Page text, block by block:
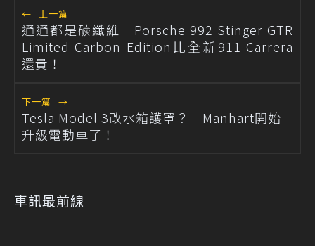
← 上一篇
通通都是碳纖維 Porsche 992 Stinger GTR
Limited Carbon Edition比全新911 Carrera
還貴！
下一篇 →
Tesla Model 3改水箱護罩？ Manhart開始
升級電動車了！
車訊最前線